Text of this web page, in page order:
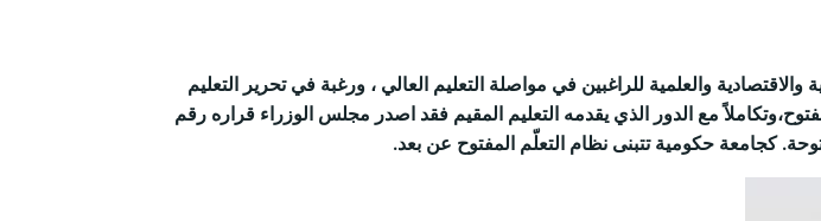
والعلمية للراغبين في مواصلة التعليم العالي ، ورغبة في تحرير التعليم
مع الدور الذي يقدمه التعليم المقيم فقد اصدر مجلس الوزراء قراره رقم